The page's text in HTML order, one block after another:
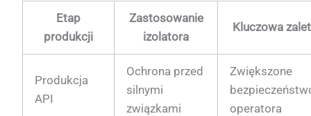
Etap
produkcji
Zastosowanie
izolatora
Kluczowa
Produkcja
API
Ochrona przed
silnymi
związkami
Zwiększone
operatora